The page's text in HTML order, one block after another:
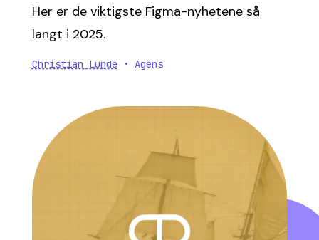
Her er de viktigste Figma-nyhetene så
langt i 2025.
Christian Lunde • Agens